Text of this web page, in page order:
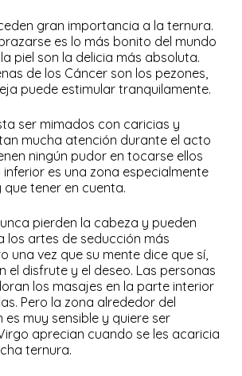
gran importancia a la ternura.
es lo más bonito del mundo
piel son la delicia más absoluta.
de los Cáncer son los pezones,
puede estimular tranquilamente.
ser mimados con caricias y
mucha atención durante el acto
ningún pudor en tocarse ellos
inferior es una zona especialmente
que tener en cuenta.
pierden la cabeza y pueden
los artes de seducción más
una vez que su mente dice que sí,
el disfrute y el deseo. Las personas
los masajes en la parte interior
Pero la zona alrededor del
muy sensible y quiere ser
aprecian cuando se les acaricia
ternura.